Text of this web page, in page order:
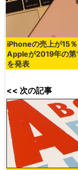
iPhoneの売上が15％
Appleが2019年の第
を発表
<< 次の記事